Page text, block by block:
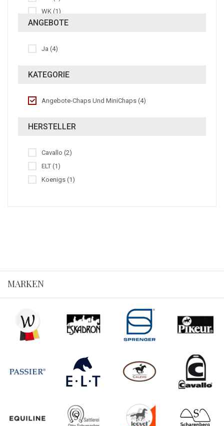
WK (1)
WN (1)
XL (1)
XS (1)
ANGEBOTE
Ja (4)
KATEGORIE
Angebote-Chaps Und MiniChaps (4)
HERSTELLER
Cavallo (2)
ELT (1)
Koenigs (1)
MARKEN